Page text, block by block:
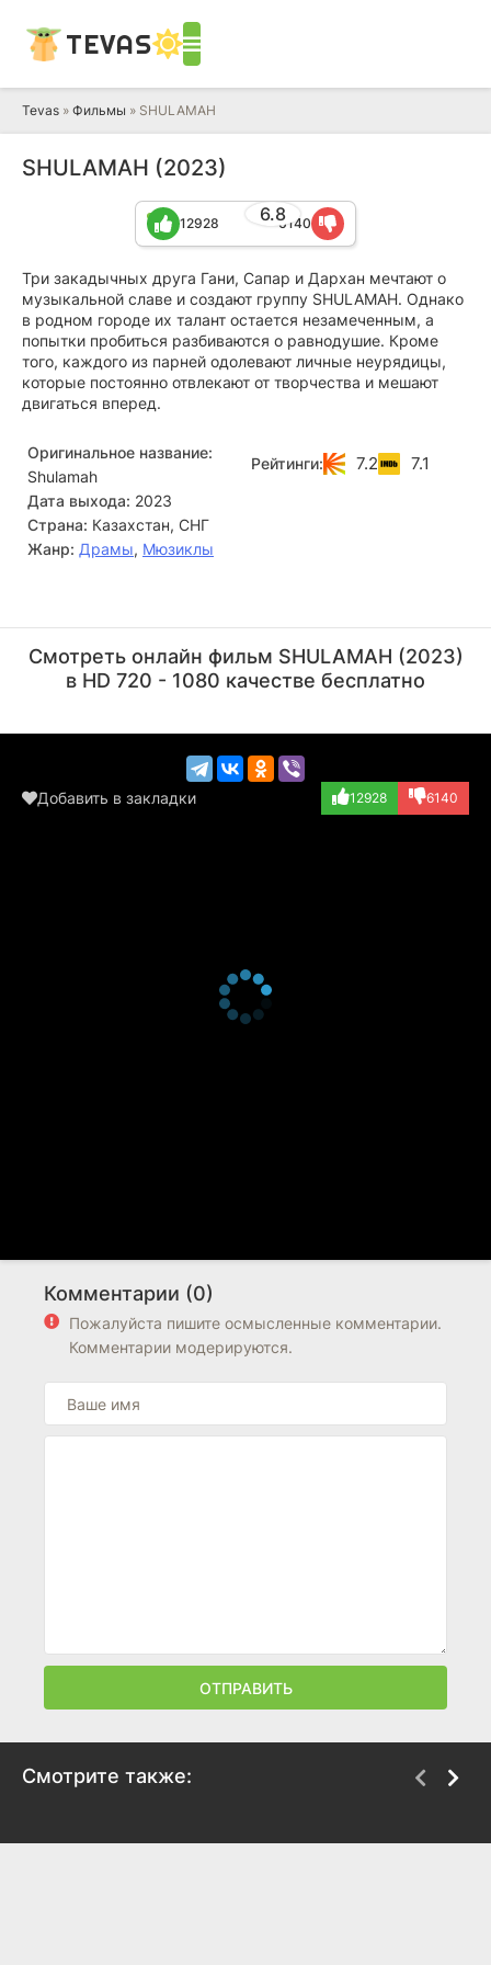
TEVAS
Tevas » Фильмы » SHULAMAH
SHULAMAH (2023)
6.8
12928 6140
Три закадычных друга Гани, Сапар и Дархан мечтают о
музыкальной славе и создают группу SHULAMAH. Однако
в родном городе их талант остается незамеченным, а
попытки пробиться разбиваются о равнодушие. Кроме
того, каждого из парней одолевают личные неурядицы,
которые постоянно отвлекают от творчества и мешают
двигаться вперед.
Оригинальное название:
Shulamah
Дата выхода: 2023
Страна: Казахстан, СНГ
Жанр: Драмы, Мюзиклы
Рейтинги: 7.2 7.1
Смотреть онлайн фильм SHULAMAH (2023)
в HD 720 - 1080 качестве бесплатно
Добавить в закладки 12928 6140
Комментарии (0)
Пожалуйста пишите осмысленные комментарии.
Комментарии модерируются.
ОТПРАВИТЬ
Смотрите также: